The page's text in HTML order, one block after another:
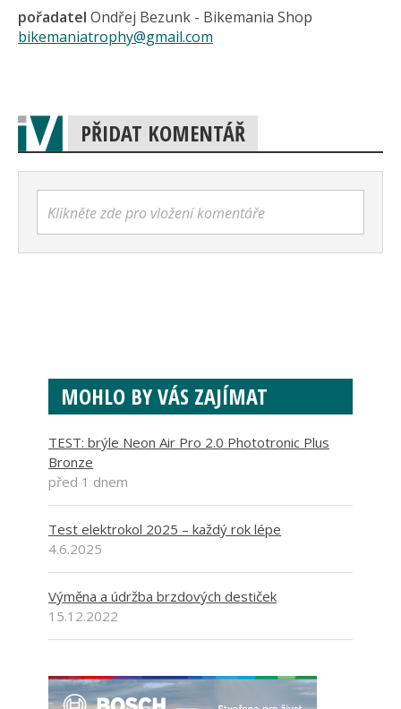
pořadatel Ondřej Bezunk - Bikemania Shop
bikemaniatrophy@gmail.com
PŘIDAT KOMENTÁŘ
Klikněte zde pro vložení komentáře
MOHLO BY VÁS ZAJÍMAT
TEST: brýle Neon Air Pro 2.0 Phototronic Plus
Bronze
před 1 dnem
Test elektrokol 2025 – každý rok lépe
4.6.2025
Výměna a údržba brzdových destiček
15.12.2022